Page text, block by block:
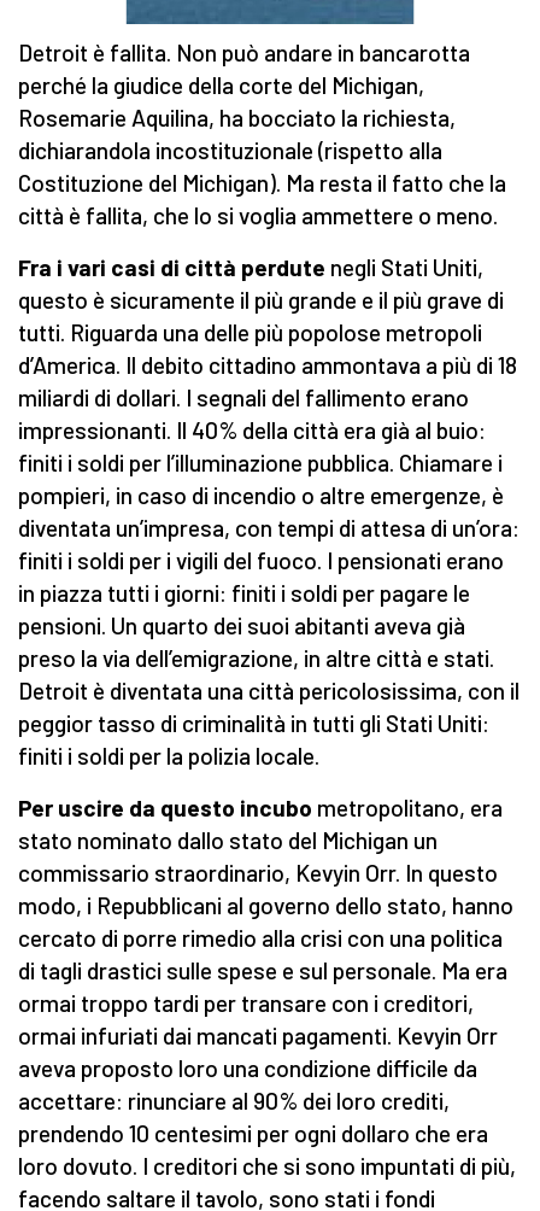
Detroit è fallita. Non può andare in bancarotta
perché la giudice della corte del Michigan,
Rosemarie Aquilina, ha bocciato la richiesta,
dichiarandola incostituzionale (rispetto alla
Costituzione del Michigan). Ma resta il fatto che la
città è fallita, che lo si voglia ammettere o meno.
Fra i vari casi di città perdute negli Stati Uniti,
questo è sicuramente il più grande e il più grave di
tutti. Riguarda una delle più popolose metropoli
d’America. Il debito cittadino ammontava a più di 18
miliardi di dollari. I segnali del fallimento erano
impressionanti. Il 40% della città era già al buio:
finiti i soldi per l’illuminazione pubblica. Chiamare i
pompieri, in caso di incendio o altre emergenze, è
diventata un’impresa, con tempi di attesa di un’ora:
finiti i soldi per i vigili del fuoco. I pensionati erano
in piazza tutti i giorni: finiti i soldi per pagare le
pensioni. Un quarto dei suoi abitanti aveva già
preso la via dell’emigrazione, in altre città e stati.
Detroit è diventata una città pericolosissima, con il
peggior tasso di criminalità in tutti gli Stati Uniti:
finiti i soldi per la polizia locale.
Per uscire da questo incubo metropolitano, era
stato nominato dallo stato del Michigan un
commissario straordinario, Kevyin Orr. In questo
modo, i Repubblicani al governo dello stato, hanno
cercato di porre rimedio alla crisi con una politica
di tagli drastici sulle spese e sul personale. Ma era
ormai troppo tardi per transare con i creditori,
ormai infuriati dai mancati pagamenti. Kevyin Orr
aveva proposto loro una condizione difficile da
accettare: rinunciare al 90% dei loro crediti,
prendendo 10 centesimi per ogni dollaro che era
loro dovuto. I creditori che si sono impuntati di più,
facendo saltare il tavolo, sono stati i fondi